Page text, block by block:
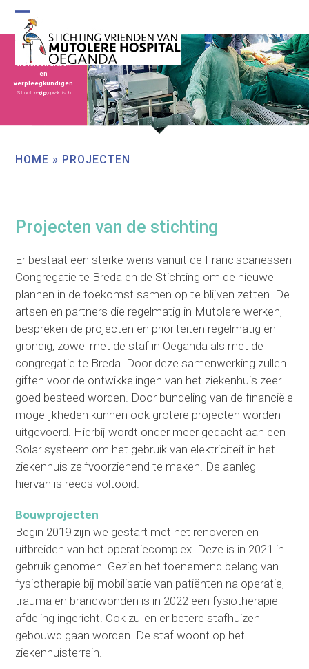
Skip
content
Open
mobile
menu
Close
mobile
menu
We leiden artsen
en
verpleegkundigen
op.
Structureel en praktisch
HOME » PROJECTEN
Projecten van de stichting
Er bestaat een sterke wens vanuit de Franciscanessen
Congregatie te Breda en de Stichting om de nieuwe
plannen in de toekomst samen op te blijven zetten. De
artsen en partners die regelmatig in Mutolere werken,
bespreken de projecten en prioriteiten regelmatig en
grondig, zowel met de staf in Oeganda als met de
congregatie te Breda. Door deze samenwerking zullen
giften voor de ontwikkelingen van het ziekenhuis zeer
goed besteed worden. Door bundeling van de financiële
mogelijkheden kunnen ook grotere projecten worden
uitgevoerd. Hierbij wordt onder meer gedacht aan een
Solar systeem om het gebruik van elektriciteit in het
ziekenhuis zelfvoorzienend te maken. De aanleg
hiervan is reeds voltooid.
Bouwprojecten
Begin 2019 zijn we gestart met het renoveren en
uitbreiden van het operatiecomplex. Deze is in 2021 in
gebruik genomen. Gezien het toenemend belang van
fysiotherapie bij mobilisatie van patiënten na operatie,
trauma en brandwonden is in 2022 een fysiotherapie
afdeling ingericht. Ook zullen er betere stafhuizen
gebouwd gaan worden. De staf woont op het
ziekenhuisterrein.